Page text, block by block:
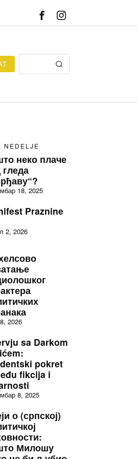
NEDELJE
неко плаче
гледа
18, 2025
Praznine
2, 2026
2026
sa Darkom
pokret
fikcija i
8, 2025
о (српској)
Милошу